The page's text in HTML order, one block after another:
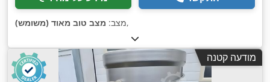
מצב: מצב טוב מאוד (משומש) ,
מודעה קטנה